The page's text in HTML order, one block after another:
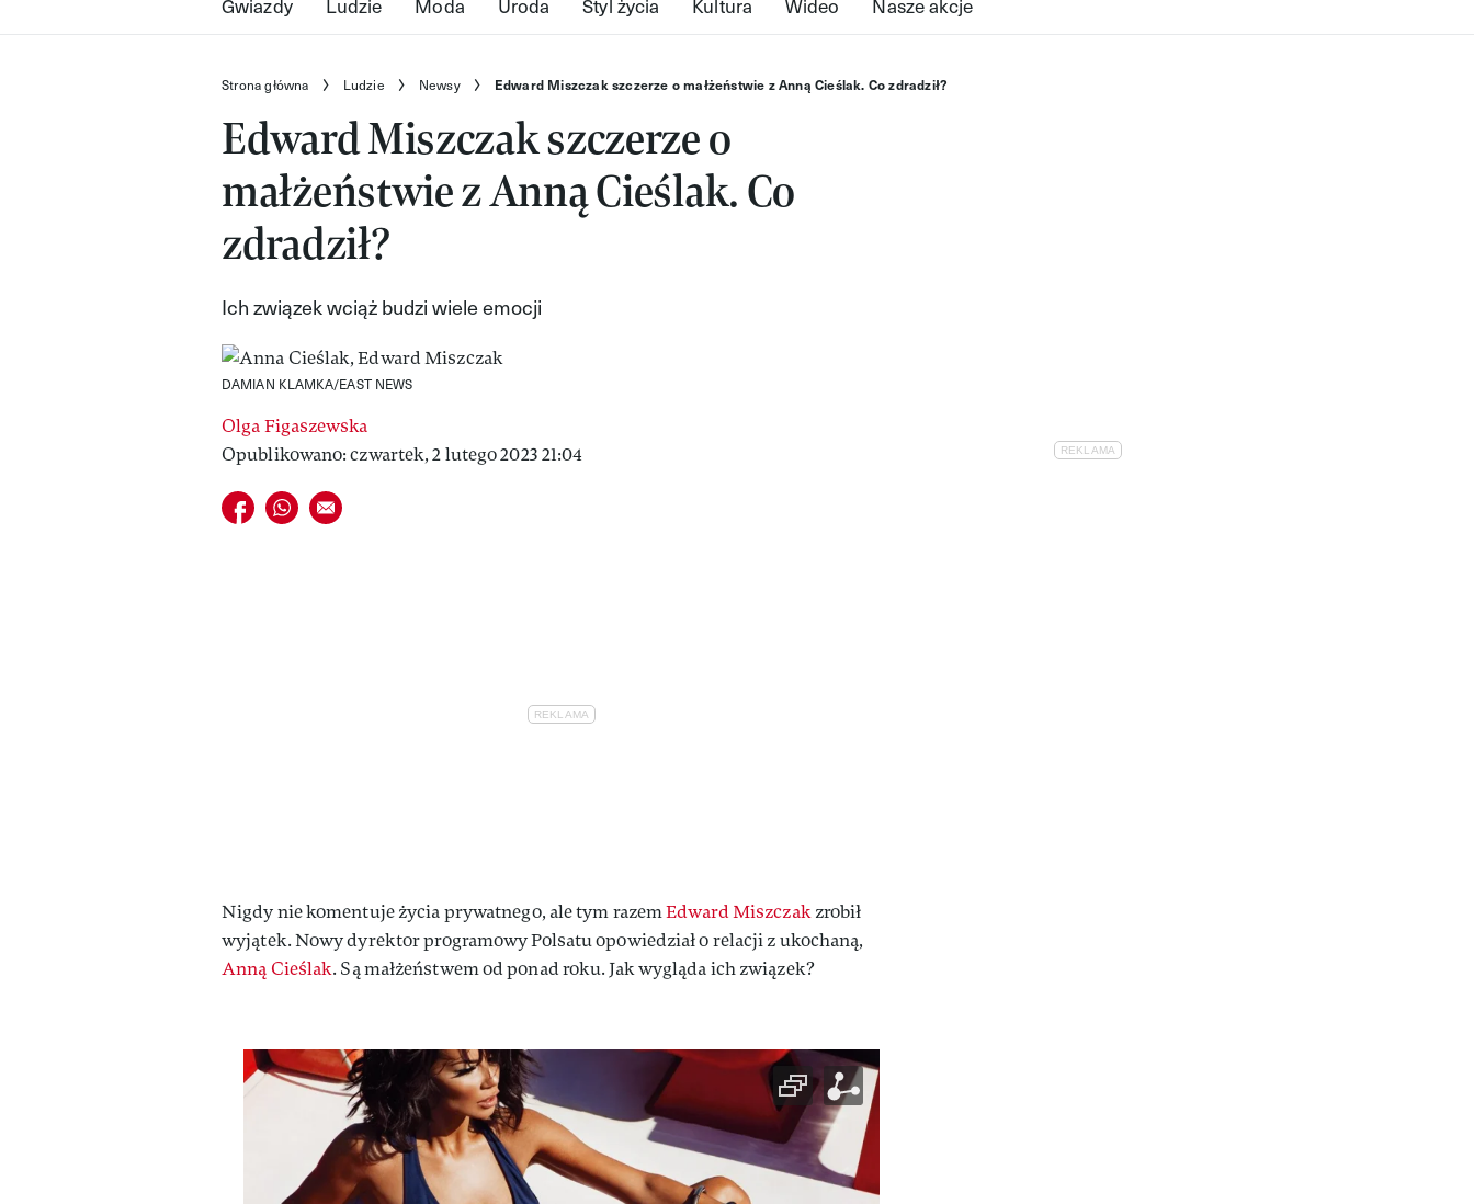
Strona główna Ludzie Newsy Edward Miszczak szczerze o małżeństwie z Anną Cieślak. Co zdradził?
Edward Miszczak szczerze o
małżeństwie z Anną Cieślak. Co
zdradził?
Ich związek wciąż budzi wiele emocji
DAMIAN KLAMKA/EAST NEWS
Olga Figaszewska
Opublikowano: czwartek, 2 lutego 2023 21:04
Udostępnij na facebook
Udostępnij na whatsapp
E-mail do przyjaciela
Nigdy nie komentuje życia prywatnego, ale tym razemEdward Miszczakzrobił
wyjątek. Nowy dyrektor programowy Polsatu opowiedział o relacji z ukochaną,
Anną Cieślak. Są małżeństwem od ponad roku. Jak wygląda ich związek?